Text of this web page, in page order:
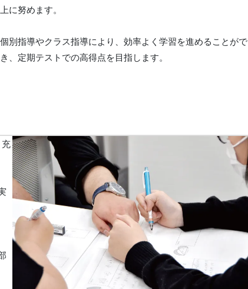
上に努めます。
個別指導やクラス指導により、効率よく学習を進めることがで
き、定期テストでの高得点を目指します。
充